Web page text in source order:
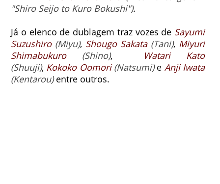
"Shiro Seijo to Kuro Bokushi").
Já o elenco de dublagem traz vozes de Sayumi
Suzushiro (Miyu), Shougo Sakata (Tani), Miyuri
Shimabukuro
(Shino),
Watari Kato
(Shuuji), Kokoko Oomori (Natsumi)e Anji Iwata
(Kentarou)entre outros.